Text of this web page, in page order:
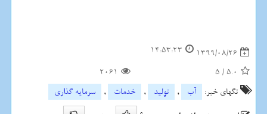
1399/08/26
14:53:23
5.0
/
5
2061
تگهای خبر:
آب , تولید , خدمات ,
سرمایه گذاری